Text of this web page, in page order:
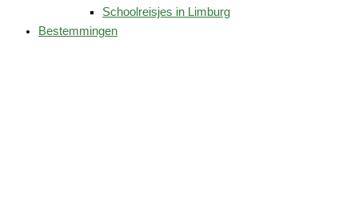
Schoolreisjes in Limburg
Bestemmingen